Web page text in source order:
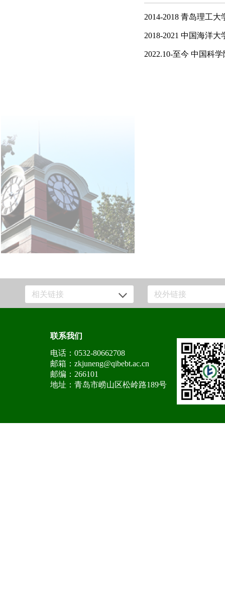
2014-2018 青岛理工大
2018-2021 中国海洋大
2022.10-至今 中国科
相关链接 校外链接
联系我们
电话：0532-80662708
邮箱：zkjuneng@qibebt.ac.cn
邮编：266101
地址：青岛市崂山区松岭路189号